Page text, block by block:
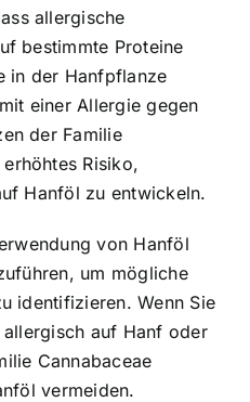
allergische
bestimmte Proteine
in der Hanfpflanze
einer Allergie gegen
der Familie
Risiko,
Hanföl zu entwickeln.
von Hanföl
um mögliche
identifizieren. Wenn Sie
auf Hanf oder
Cannabaceae
vermeiden.